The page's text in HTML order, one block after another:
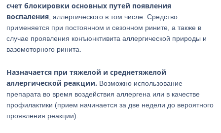
счет блокировки основных путей появления
воспаления , аллергического в том числе. Средство
применяется при постоянном и сезонном рините, а также в
случае проявления конъюнктивита аллергической природы и
вазомоторного ринита.
Назначается при тяжелой и среднетяжелой
аллергической реакции. Возможно использование
препарата во время воздействия аллергена или в качестве
профилактики (прием начинается за две недели до вероятного
проявления реакции).